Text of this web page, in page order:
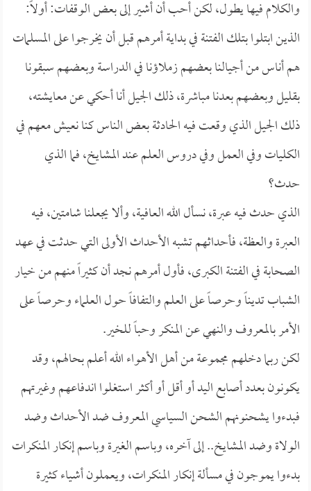
والكلام فيها يطول، لكن أحب أن أشير إلى بعض الوقفات: أولاً:
الذين ابتلوا بتلك الفتنة في بداية أمرهم قبل أن يخرجوا على المسلمات
هم أناس من أجيالنا بعضهم زملاؤنا في الدراسة وبعضهم سبقونا
بقليل وبعضهم بعدنا مباشرة، ذلك الجيل أنا أحكي عن معايشته،
ذلك الجيل الذي وقعت فيه الحادثة بعض الناس كنا نعيش معهم في
الكليات وفي العمل وفي دروس العلم عند المشايخ، فما الذي
حدث؟
الذي حدث فيه عبرة، نسأل الله العافية، وألا يجعلنا شامتين، فيه
العبرة والعظة، فأحداثهم تشبه الأحداث الأولى التي حدثت في عهد
الصحابة في الفتنة الكبرى، فأول أمرهم نجد أن كثيراً منهم من خيار
الشباب تديناً وحرصاً على العلم والتفافاً حول العلماء وحرصاً على
الأمر بالمعروف والنهي عن المنكر وحباً للخير.
لكن ربما دخلهم مجموعة من أهل الأهواء الله أعلم بحالهم، وقد
يكونون بعدد أصابع اليد أو أقل أو أكثر استغلوا اندفاعهم وغيرتهم
فبدءوا يشحنونهم الشحن السياسي المعروف ضد الأحداث وضد
الولاة وضد المشايخ.. إلى آخره، وباسم الغيرة وباسم إنكار المنكرات
بدءوا يموجون في مسألة إنكار المنكرات، ويعملون أشياء كثيرة